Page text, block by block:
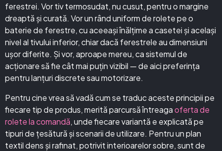
ferestrei. Vor tiv termosudat, nu cusut, pentru o margine
dreaptă și curată. Vor un rând uniform de rolete pe o
baterie de ferestre, cu aceeași înălțime a casetei și același
nivel al tivului inferior, chiar dacă ferestrele au dimensiuni
ușor diferite. Și vor, aproape mereu, ca sistemul de
acționare să fie cât mai puțin vizibil — de aici preferința
pentru lanțuri discrete sau motorizare.
Pentru cine vrea să vadă cum se traduc aceste principii pe
fiecare tip de produs, merită parcursă întreagaoferta de
rolete la comandă, unde fiecare variantă e explicată pe
tipuri de țesătură și scenarii de utilizare. Pentru un plan
textil dens și rafinat, potrivit interioarelor sobre, sunt de